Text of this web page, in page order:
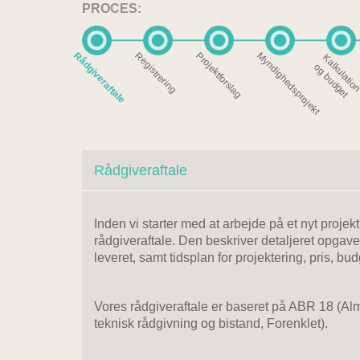
PROCES:
Rådgiveraftale Registrering Projektforslag MyndighedsprojektK
a
l
k
u
l
a
t
i
o
n
o
g
b
u
d
g
e
t
Rådgiveraftale
Inden vi starter med at arbejde på et nyt
rådgiveraftale. Den beskriver detaljeret
leveret, samt tidsplan for projektering, pris,
Vores rådgiveraftale er baseret på ABR 18
teknisk rådgivning og bistand, Forenklet).